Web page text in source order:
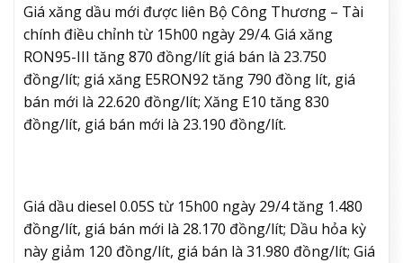
Giá xăng dầu mới được liên Bộ Công Thương – Tài
chính điều chỉnh từ 15h00 ngày 29/4. Giá xăng
RON95-III tăng 870 đồng/lít giá bán là 23.750
đồng/lít; giá xăng E5RON92 tăng 790 đồng lít, giá
bán mới là 22.620 đồng/lít; Xăng E10 tăng 830
đồng/lít, giá bán mới là 23.190 đồng/lít.
Giá dầu diesel 0.05S từ 15h00 ngày 29/4 tăng 1.480
đồng/lít, giá bán mới là 28.170 đồng/lít; Dầu hỏa kỳ
này giảm 120 đồng/lít, giá bán là 31.980 đồng/lít; Giá